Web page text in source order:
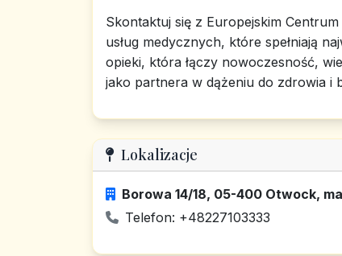
Skontaktuj się z Europejskim
usług medycznych, które spełniają
opieki, która łączy nowoczesność,
jako partnera w dążeniu do zdrowia i
Lokalizacje
Borowa 14/18, 05-400 Otwock,
Telefon: +48227103333